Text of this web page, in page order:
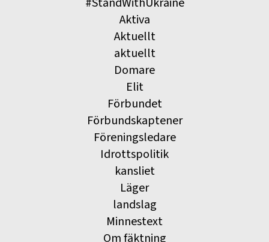
Aktiva
Aktuellt
aktuellt
Domare
Elit
Förbundet
Förbundskaptener
Föreningsledare
Idrottspolitik
kansliet
Läger
landslag
Minnestext
Om fäktning